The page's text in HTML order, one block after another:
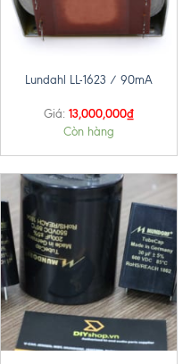
Lundahl LL-1623 / 90mA
Giá: 13,000,000₫
Còn hàng